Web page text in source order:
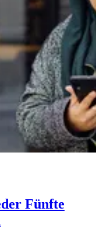
Fünfte